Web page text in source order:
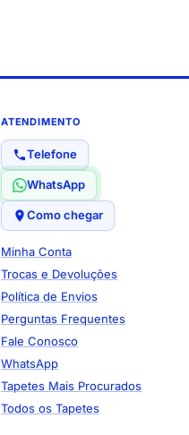
ATENDIMENTO
Telefone
WhatsApp
Como chegar
Minha Conta
Trocas e Devoluções
Política de Envios
Perguntas Frequentes
Fale Conosco
WhatsApp
Tapetes Mais Procurados
Todos os Tapetes